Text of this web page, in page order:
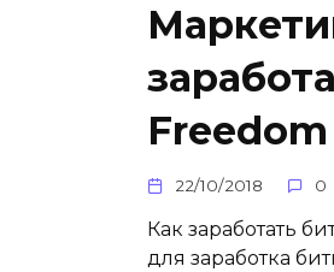
22/10/2018 0
Как заработать
для заработка